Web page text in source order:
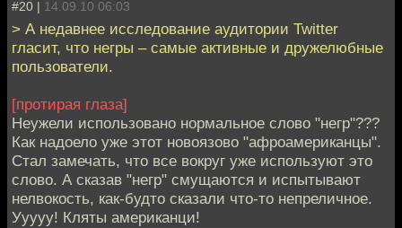
#20 | 14.09.10 06:03
> А недавнее исследование аудитории Twitter
гласит, что негры – самые активные и дружелюбные
пользователи.
[протирая глаза]
Неужели использовано нормальное слово "негр"???
Как надоело уже этот новоязово "афроамериканцы".
Стал замечать, что все вокруг уже используют это
слово. А сказав "негр" смущаются и испытывают
нелвокость, как-будто сказали что-то непреличное.
Ууууу! Кляты американци!